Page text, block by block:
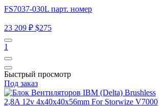
FS7037-030L парт. номер
23 209 ₽ $275
1
Быстрый просмотр
Под заказ